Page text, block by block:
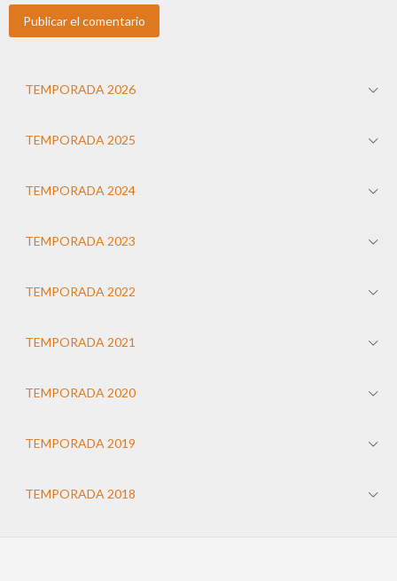
TEMPORADA 2026
TEMPORADA 2025
TEMPORADA 2024
TEMPORADA 2023
TEMPORADA 2022
TEMPORADA 2021
TEMPORADA 2020
TEMPORADA 2019
TEMPORADA 2018